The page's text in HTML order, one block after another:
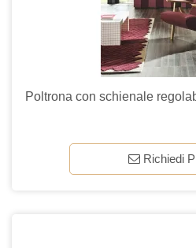
Poltrona con schienale
Richiedi